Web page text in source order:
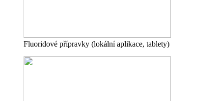
Fluoridové přípravky (lokální aplikace, tablety)